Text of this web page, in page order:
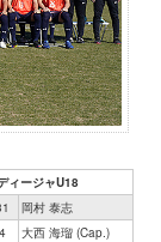
ィージャU18
岡村 泰志
4
大西 海瑠 (Cap.)